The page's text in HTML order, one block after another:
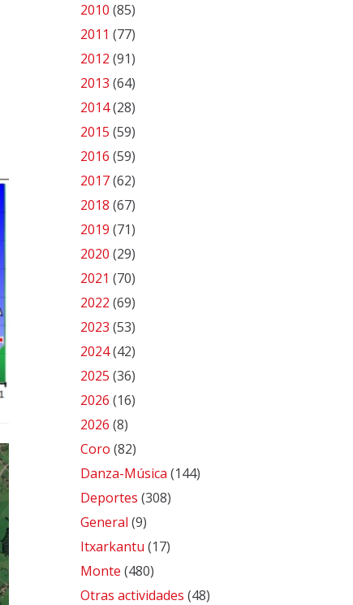
2010 (85)
2011 (77)
2012 (91)
2013 (64)
2014(28)
2015 (59)
2016 (59)
2017(62)
2018 (67)
2019 (71)
2020 (29)
2021 (70)
2022 (69)
2023 (53)
2024(42)
2025 (36)
2026 (16)
2026 (8)
Coro (82)
Danza-Música (144)
Deportes (308)
General (9)
Itxarkantu (17)
Monte (480)
Otras actividades (48)